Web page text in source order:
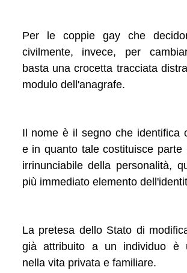
Per le coppie gay che
civilmente, invece, per
basta una crocetta tracciata
modulo dell'anagrafe.
Il nome è il segno che identifica
e in quanto tale costituisce parte
irrinunciabile della personalità,
più immediato elemento
La pretesa dello Stato di
già attribuito a un individuo è
nella vita privata e familiare.